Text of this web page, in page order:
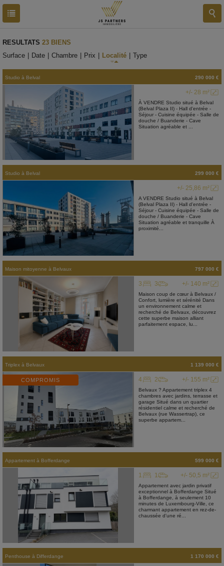
RESULTATS 23 BIENS
Surface
Date Chambre Prix Localité Type
Studio à Belval 290 000 €
+/- 28 m²
À VENDRE Studio situé à Belval
(Belval Plaza II) - Hall d'entrée -
Séjour - Cuisine équipée - Salle de
douche / Buanderie - Cave
Situation agréable et ...
Studio à Belval 299 000 €
+/- 25,86 m²
A VENDRE Studio situé à Belval
(Belval Plaza II) - Hall d'entrée -
Séjour - Cuisine équipée - Salle de
douche / Buanderie - Cave
Situation agréable et tranquille À
proximité...
Maison mitoyenne à Belvaux 797 000 €
+/- 140 m²
3 3
Maison coup de cœur à Belvaux /
Confort, lumière et sérénité Dans
un environnement calme et
recherché de Belvaux, découvrez
cette superbe maison alliant
parfaitement espace, lu...
Triplex à Belvaux 1 139 000 €
COMPROMIS +/- 155 m²
4 2
Belvaux ? Appartement triplex 4
chambres avec jardins, terrasse et
garage Situé dans un quartier
résidentiel calme et recherché de
Belvaux (rue Wassertrap), ce
superbe appartem...
Appartement à Bofferdange 599 000 €
+/- 50,5 m²
1 1
Appartement avec jardin privatif
exceptionnel à Bofferdange Situé
à Bofferdange, à seulement 10
minutes de Luxembourg-Ville, ce
charmant appartement en rez-de-
chaussée d'une ré...
Penthouse à Differdange 1 170 000 €